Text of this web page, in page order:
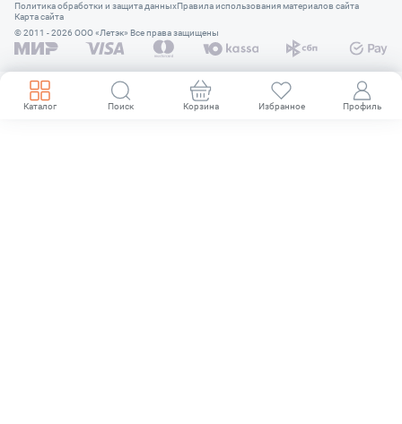
© 2011 - 2026 OOO «Летэк» Все права защищены
Политика обработки и защита данныхПравила использования материалов сайта
Карта сайта
Каталог Поиск Корзина Избранное Профиль